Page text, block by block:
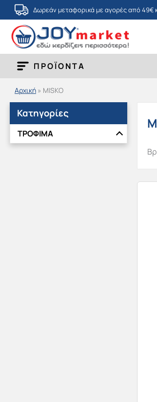
Μετάβαση
στο
περιεχόμενο
Δωρεάν μεταφορικά με αγορές από 49€
ΠΡΟΪΟΝΤΑ
Αρχική » MISKO
Κατηγορίες
ΤΡΟΦΙΜΑ